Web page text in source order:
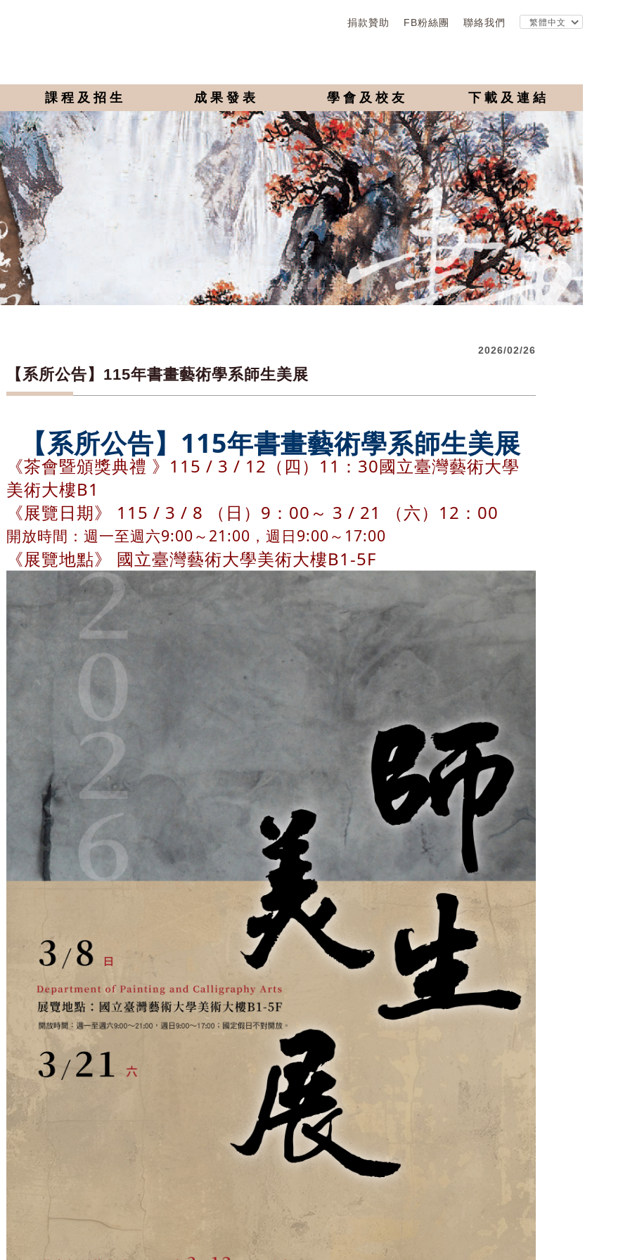
捐款贊助 FB粉絲團 聯絡我們
課程及招生 成果發表 學會及校友 下載及連結
2026/02/26
【系所公告】115年書畫藝術學系師生美展
【系所公告】115年書畫藝術學系師生美展
《茶會暨頒獎典禮 》115 / 3 / 12（四）11：30國立臺灣藝術大學
美術大樓B1
《展覽日期》 115 / 3 / 8 （日）9：00～ 3 / 21 （六）12：00
開放時間：週一至週六9:00～21:00，週日9:00～17:00
《展覽地點》 國立臺灣藝術大學美術大樓B1-5F